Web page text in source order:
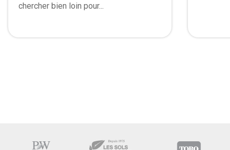
chercher bien loin pour...